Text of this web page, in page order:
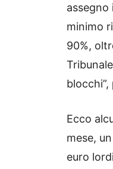
assegno
minimo
90%,
Ecco
mese,
euro